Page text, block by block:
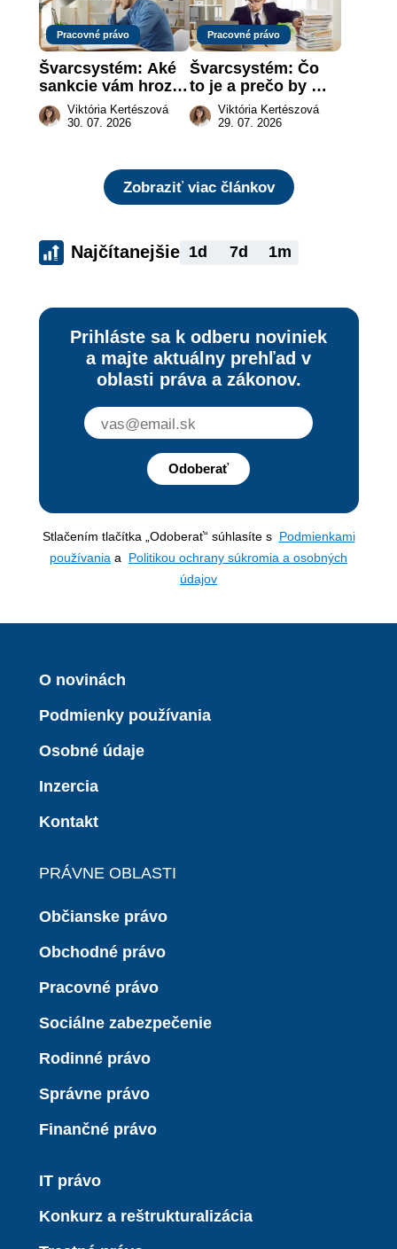
Pracovné právo
Švarcsystém: Aké
sankcie vám hrozia
a prečo nestačí
zaplatiť pokutu?
Viktória Kertészová
30. 07. 2026
Pracovné právo
Švarcsystém: Čo
to je a prečo by
vás to malo
zaujímať
Viktória Kertészová
29. 07. 2026
Zobraziť viac článkov
Najčítanejšie 1d 7d 1m
Prihláste sa k odberu noviniek
a majte aktuálny prehľad v
oblasti práva a zákonov.
Odoberať
Stlačením tlačítka „Odoberať“ súhlasíte s Podmienkami
používania a Politikou ochrany súkromia a osobných
údajov
O novinách
Podmienky používania
Osobné údaje
Inzercia
Kontakt
PRÁVNE OBLASTI
Občianske právo
Obchodné právo
Pracovné právo
Sociálne zabezpečenie
Rodinné právo
Správne právo
Finančné právo
IT právo
Konkurz a reštrukturalizácia